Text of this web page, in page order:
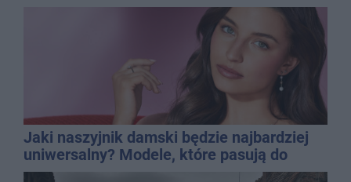
Jaki naszyjnik damski będzie najbardziej
uniwersalny? Modele, które pasują do
wielu stylizacji